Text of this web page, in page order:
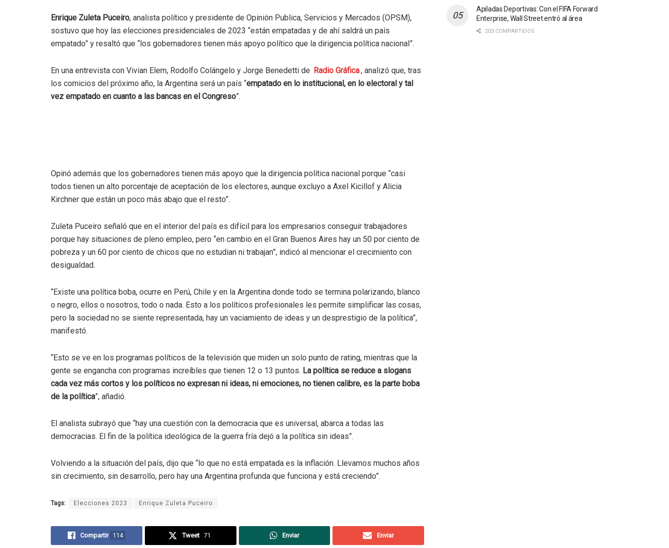
Enrique Zuleta Puceiro, analista político y presidente de Opinión Publica, Servicios y Mercados (OPSM),
sostuvo que hoy las elecciones presidenciales de 2023 “están empatadas y de ahí saldrá un país
empatado” y resaltó que “los gobernadores tienen más apoyo político que la dirigencia política nacional”.
En una entrevista con Vivian Elem, Rodolfo Colángelo y Jorge Benedetti de Radio Gráfica, analizó que, tras
los comicios del próximo año, la Argentina será un país “empatado en lo institucional, en lo electoral y tal
vez empatado en cuanto a las bancas en el Congreso”.
Opinó además que los gobernadores tienen más apoyo que la dirigencia política nacional porque “casi
todos tienen un alto porcentaje de aceptación de los electores, aunque excluyo a Axel Kicillof y Alicia
Kirchner que están un poco más abajo que el resto”.
Zuleta Puceiro señaló que en el interior del país es difícil para los empresarios conseguir trabajadores
porque hay situaciones de pleno empleo, pero “en cambio en el Gran Buenos Aires hay un 50 por ciento de
pobreza y un 60 por ciento de chicos que no estudian ni trabajan”, indicó al mencionar el crecimiento con
desigualdad.
“Existe una política boba, ocurre en Perú, Chile y en la Argentina donde todo se termina polarizando, blanco
o negro, ellos o nosotros, todo o nada. Esto a los políticos profesionales les permite simplificar las cosas,
pero la sociedad no se siente representada, hay un vaciamiento de ideas y un desprestigio de la política”,
manifestó.
“Esto se ve en los programas políticos de la televisión que miden un solo punto de rating, mientras que la
gente se engancha con programas increíbles que tienen 12 o 13 puntos. La política se reduce a slogans
cada vez más cortos y los políticos no expresan ni ideas, ni emociones, no tienen calibre, es la parte boba
de la política”, añadió.
El analista subrayó que “hay una cuestión con la democracia que es universal, abarca a todas las
democracias. El fin de la política ideológica de la guerra fría dejó a la política sin ideas”.
Volviendo a la situación del país, dijo que “lo que no está empatada es la inflación. Llevamos muchos años
sin crecimiento, sin desarrollo, pero hay una Argentina profunda que funciona y está creciendo”.
Tags: Elecciones 2023 Enrique Zuleta Puceiro
Compartir 114 Tweet 71 Enviar Enviar
Apiladas Deportivas: Con el FIFA Forward
Enterprise, Wall Street entró al área
203 COMPARTIDOS